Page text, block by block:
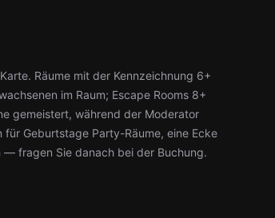
Räume mit der Kennzeichnung 6+
im Raum; Escape Rooms 8+
gemeistert, während der Moderator
Geburtstage Party-Räume, eine Ecke
fragen Sie danach bei der Buchung.